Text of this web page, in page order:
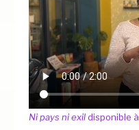
Ni pays ni exildisponible